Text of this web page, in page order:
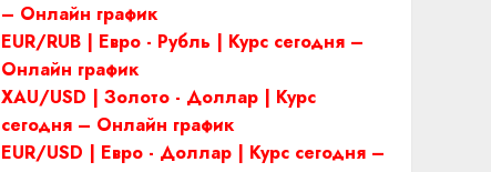
– Онлайн график
EUR/RUB | Евро - Рубль | Курс сегодня –
Онлайн график
XAU/USD | Золото - Доллар | Курс
сегодня – Онлайн график
EUR/USD | Евро - Доллар | Курс сегодня –